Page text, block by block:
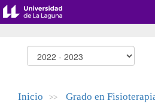
Inicio >> Grado en